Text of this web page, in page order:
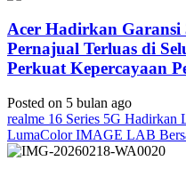
Acer Hadirkan
Pernajual Terluas di
Perkuat Kepercayaan
Posted on 5 bulan ago
realme 16 Series 5G
LumaColor IMAGE LAB